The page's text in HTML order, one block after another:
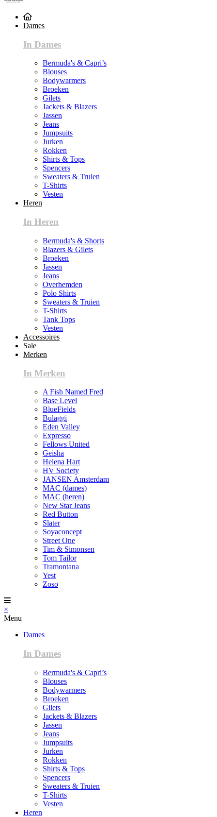
Dames
In Dames
Bermuda's & Capri’s
Blouses
Bodywarmers
Broeken
Gilets
Jackets & Blazers
Jassen
Jeans
Jumpsuits
Jurken
Rokken
Shirts & Tops
Spencers
Sweaters & Truien
T-Shirts
Vesten
Heren
In Heren
Bermuda's & Shorts
Blazers & Gilets
Broeken
Jassen
Jeans
Overhemden
Polo Shirts
Sweaters & Truien
T-Shirts
Tank Tops
Vesten
Accessoires
Sale
Merken
In Merken
A Fish Named Fred
Base Level
BlueFields
Bulaggi
Eden Valley
Expresso
Fellows United
Geisha
Helena Hart
HV Society
JANSEN Amsterdam
MAC (dames)
MAC (heren)
New Star Jeans
Red Button
Slater
Soyaconcept
Street One
Tim & Simonsen
Tom Tailor
Tramontana
Yest
Zoso
×
Menu
Dames
In Dames
Bermuda's & Capri’s
Blouses
Bodywarmers
Broeken
Gilets
Jackets & Blazers
Jassen
Jeans
Jumpsuits
Jurken
Rokken
Shirts & Tops
Spencers
Sweaters & Truien
T-Shirts
Vesten
Heren